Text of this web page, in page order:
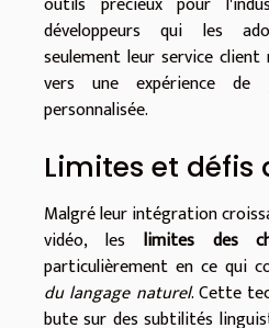
développeurs qui les
seulement leur service
vers une expérience
personnalisée.
Limites et défis
Malgré leur intégration
vidéo, les limites des
particulièrement en ce qui
du langage naturel. Cette
bute sur des subtilités